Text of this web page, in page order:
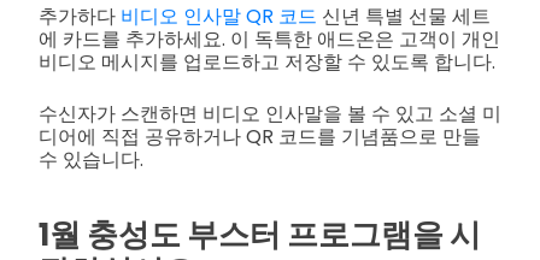
추가하다 비디오 인사말 QR 코드 신년 특별 선물 세트
에 카드를 추가하세요. 이 독특한 애드온은 고객이 개인
비디오 메시지를 업로드하고 저장할 수 있도록 합니다.
수신자가 스캔하면 비디오 인사말을 볼 수 있고 소셜 미
디어에 직접 공유하거나 QR 코드를 기념품으로 만들
수 있습니다.
1월 충성도 부스터 프로그램을 시